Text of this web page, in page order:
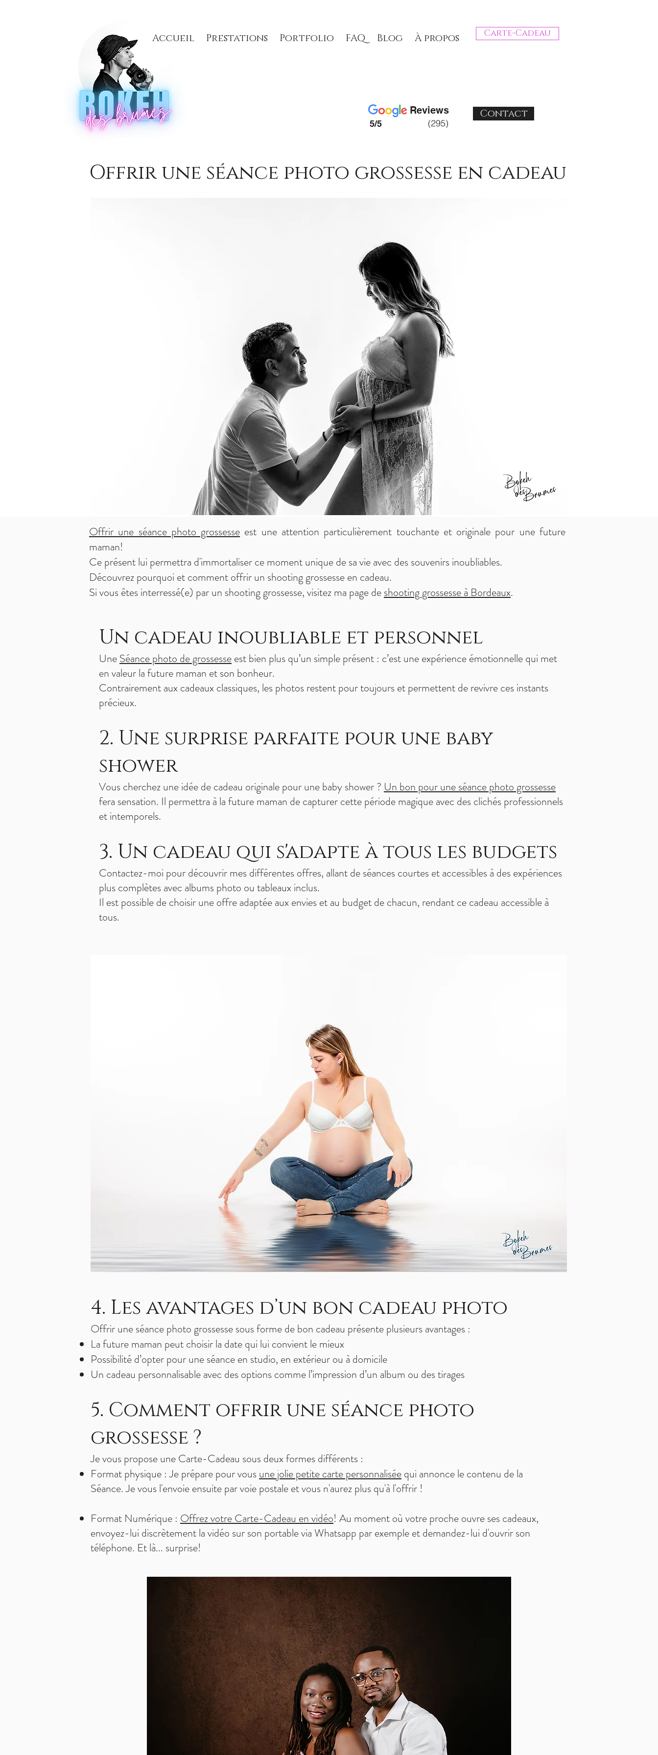
Accueil Prestations Portfolio FAQ Blog À propos Carte-Cadeau
Reviews
5/5 (295)
Contact
Offrir une séance photo grossesse en cadeau
Offrir une séance photo grossesse est une attention particulièrement touchante et originale pour une future
maman!
Ce présent lui permettra d'immortaliser ce moment unique de sa vie avec des souvenirs inoubliables.
Découvrez pourquoi et comment offrir un shooting grossesse en cadeau.
Si vous êtes interressé(e) par un shooting grossesse, visitez ma page deshooting grossesse à Bordeaux.
Un cadeau inoubliable et personnel
UneSéance photo de grossesseest bien plus qu’un simple présent : c’est une expérience émotionnelle qui met
en valeur la future maman et son bonheur.
Contrairement aux cadeaux classiques, les photos restent pour toujours et permettent de revivre ces instants
précieux.
2. Une surprise parfaite pour une baby
shower
Vous cherchez une idée de cadeau originale pour une baby shower ? Un bon pour une séance photo grossesse
fera sensation. Il permettra à la future maman de capturer cette période magique avec des clichés professionnels
et intemporels.
3. Un cadeau qui s'adapte à tous les budgets
Contactez-moi pour découvrir mes différentes offres, allant de séances courtes et accessibles à des expériences
plus complètes avec albums photo ou tableaux inclus.
Il est possible de choisir une offre adaptée aux envies et au budget de chacun, rendant ce cadeau accessible à
tous.
4. Les avantages d’un bon cadeau photo
Offrir une séance photo grossesse sous forme de bon cadeau présente plusieurs avantages :
La future maman peut choisir la date qui lui convient le mieux
Possibilité d’opter pour une séance en studio, en extérieur ou à domicile
Un cadeau personnalisable avec des options comme l’impression d’un album ou des tirages
5. Comment offrir une séance photo
grossesse ?
Je vous propose une Carte-Cadeau sous deux formes différents :
Format physique : Je prépare pour vousune jolie petite carte personnaliséequi annonce le contenu de la
Séance. Je vous l'envoie ensuite par voie postale et vous n'aurez plus qu'à l'offrir !
Format Numérique : Offrez votre Carte-Cadeau en vidéo! Au moment où votre proche ouvre ses cadeaux,
envoyez-lui discrètement la vidéo sur son portable via Whatsapp par exemple et demandez-lui d'ouvrir son
téléphone. Et là... surprise!